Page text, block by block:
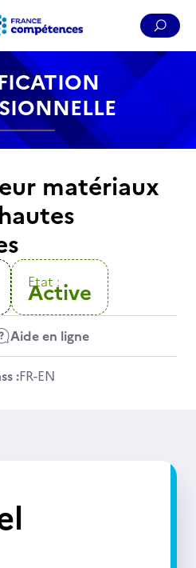
Menu Pied de page
matériaux
Etat :
Active
Aide en ligne
:FR-EN